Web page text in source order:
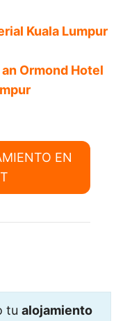
Kuala Lumpur
Ormond Hotel
EN
tu alojamiento